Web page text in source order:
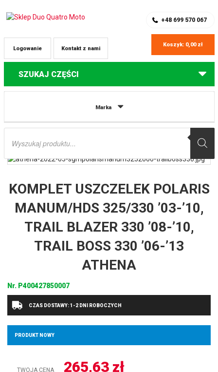
+48 699 570 067
Kontakt z nami
Logowanie
Koszyk: 0,00 zł
SZUKAJ CZĘŚCI
Marka
Wyszukiwarka
Części do quadów Polaris
330 ’06-’13 ATHENA
KOMPLET USZCZELEK POLARIS
MANUM/HDS 325/330 ’03-’10,
TRAIL BLAZER 330 ’08-’10,
TRAIL BOSS 330 ’06-’13
ATHENA
Nr. P400427850007
CZAS DOSTAWY: 1-2 DNI ROBOCZYCH
PRODUKT NOWY
TWOJA CENA 265,63 zł